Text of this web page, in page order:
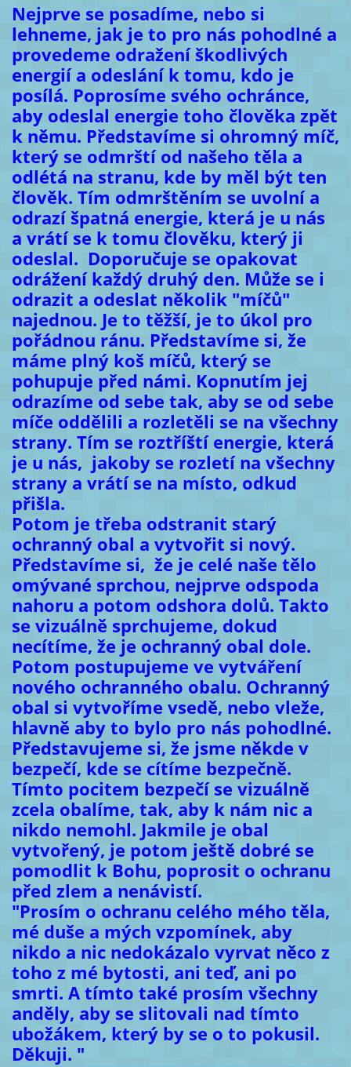
Nejprve se posadíme, nebo si
lehneme, jak je to pro nás pohodlné a
provedeme odražení škodlivých
energií a odeslání k tomu, kdo je
posílá. Poprosíme svého ochránce,
aby odeslal energie toho člověka zpět
k němu. Představíme si ohromný míč,
který se odmrští od našeho těla a
odlétá na stranu, kde by měl být ten
člověk. Tím odmrštěním se uvolní a
odrazí špatná energie, která je u nás
a vrátí se k tomu člověku, který ji
odeslal. Doporučuje se opakovat
odrážení každý druhý den. Může se i
odrazit a odeslat několik "míčů"
najednou. Je to těžší, je to úkol pro
pořádnou ránu. Představíme si, že
máme plný koš míčů, který se
pohupuje před námi. Kopnutím jej
odrazíme od sebe tak, aby se od sebe
míče oddělili a rozletěli se na všechny
strany. Tím se roztříští energie, která
je u nás, jakoby se rozletí na všechny
strany a vrátí se na místo, odkud
přišla.
Potom je třeba odstranit starý
ochranný obal a vytvořit si nový.
Představíme si, že je celé naše tělo
omývané sprchou, nejprve odspoda
nahoru a potom odshora dolů. Takto
se vizuálně sprchujeme, dokud
necítíme, že je ochranný obal dole.
Potom postupujeme ve vytváření
nového ochranného obalu. Ochranný
obal si vytvoříme vsedě, nebo vleže,
hlavně aby to bylo pro nás pohodlné.
Představujeme si, že jsme někde v
bezpečí, kde se cítíme bezpečně.
Tímto pocitem bezpečí se vizuálně
zcela obalíme, tak, aby k nám nic a
nikdo nemohl. Jakmile je obal
vytvořený, je potom ještě dobré se
pomodlit k Bohu, poprosit o ochranu
před zlem a nenávistí.
"Prosím o ochranu celého mého těla,
mé duše a mých vzpomínek, aby
nikdo a nic nedokázalo vyrvat něco z
toho z mé bytosti, ani teď, ani po
smrti. A tímto také prosím všechny
anděly, aby se slitovali nad tímto
ubožákem, který by se o to pokusil.
Děkuji. "